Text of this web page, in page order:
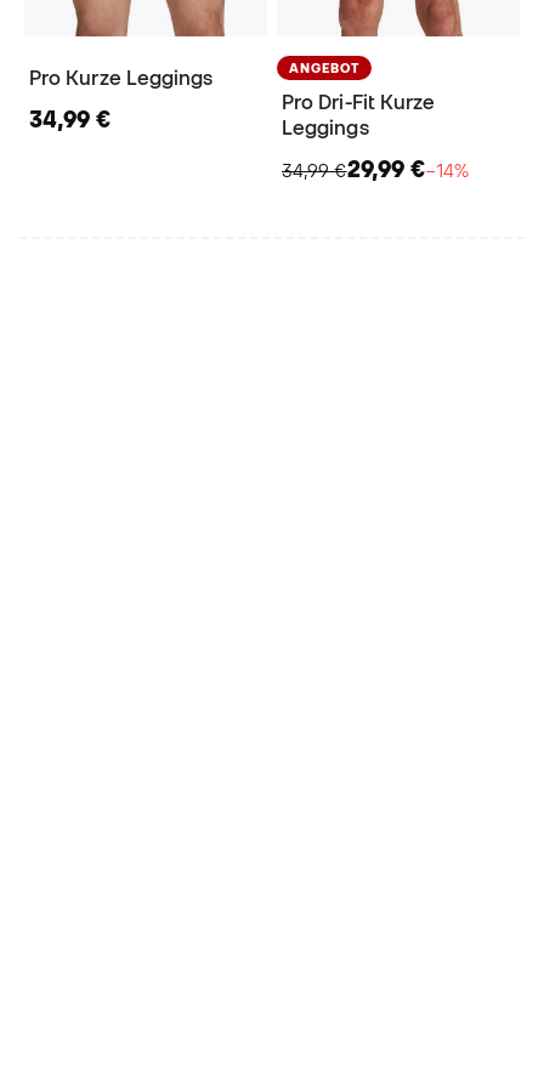
Pro Kurze Leggings
34,99 €
ANGEBOT
Pro Dri-Fit Kurze
Leggings
34,99 €29,99 €−14%